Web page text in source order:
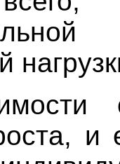
и